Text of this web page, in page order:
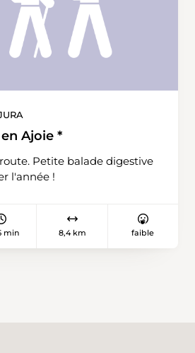
Ajoie *
Petite balade digestive
l'année !
min 8,4 km faible